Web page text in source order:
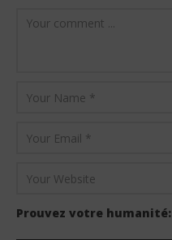
Prouvez votre humanité: